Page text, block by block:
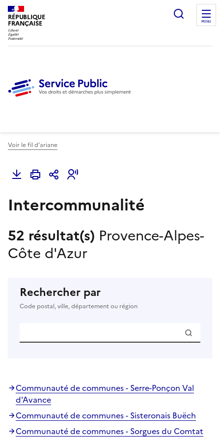
RÉPUBLIQUE
FRANÇAISE
Ouvrir
MENU
Voir le fil d'ariane
Intercommunalité
52 résultat(s) Provence-Alpes-
Côte d'Azur
Rechercher par
Code postal, ville, département ou région
Communauté de communes - Serre-Ponçon Val
d'Avance
Communauté de communes - Sisteronais Buëch
Communauté de communes - Sorgues du Comtat